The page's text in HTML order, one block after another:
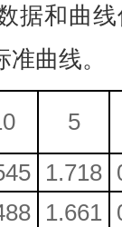
据和曲
曲线。
5
1.718
1.661